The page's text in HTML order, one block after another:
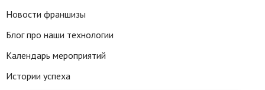
Новости франшизы
Блог про наши технологии
Календарь мероприятий
Истории успеха